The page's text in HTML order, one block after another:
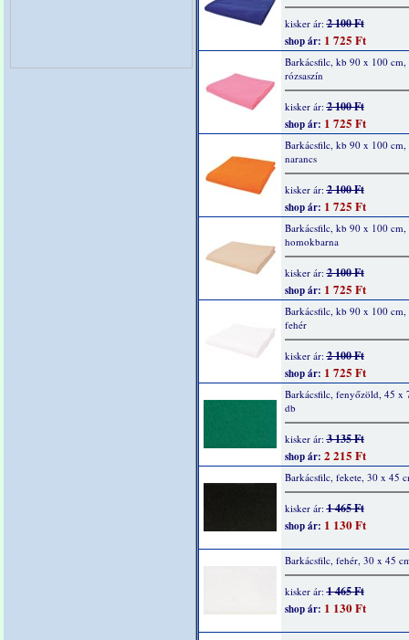
kisker ár:2 100 Ft
shop ár: 1 725 Ft
Barkácsfilc, kb 90 x 100 cm,
rózsaszín
kisker ár:2 100 Ft
shop ár: 1 725 Ft
Barkácsfilc, kb 90 x 100 cm,
narancs
kisker ár:2 100 Ft
shop ár: 1 725 Ft
Barkácsfilc, kb 90 x 100 cm,
homokbarna
kisker ár:2 100 Ft
shop ár: 1 725 Ft
Barkácsfilc, kb 90 x 100 cm,
fehér
kisker ár:2 100 Ft
shop ár: 1 725 Ft
Barkácsfilc, fenyőzöld, 45 x
db
kisker ár:3 135 Ft
shop ár: 2 215 Ft
Barkácsfilc, fekete, 30 x 45
kisker ár:1 465 Ft
shop ár: 1 130 Ft
Barkácsfilc, fehér, 30 x 45
kisker ár:1 465 Ft
shop ár: 1 130 Ft